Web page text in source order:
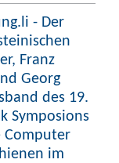
- Der
Franz
Georg
des 19.
Symposions
Computer
im